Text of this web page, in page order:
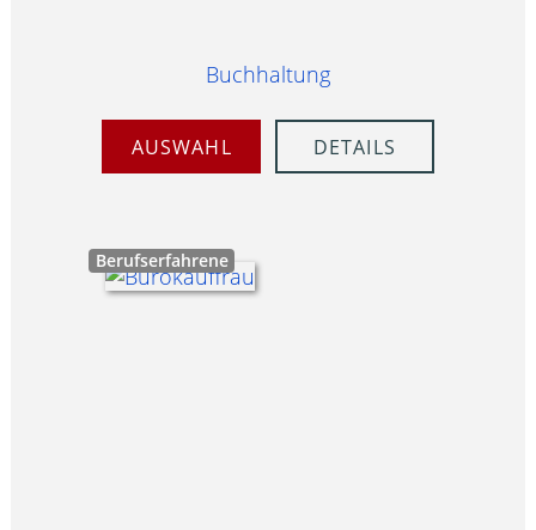
Buchhaltung
AUSWAHL DETAILS
Berufserfahrene